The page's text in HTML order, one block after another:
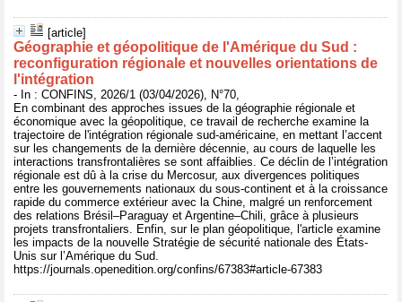
[article]
Géographie et géopolitique de l'Amérique du Sud :
reconfiguration régionale et nouvelles orientations de
l'intégration
- In : CONFINS, 2026/1 (03/04/2026), N°70,
En combinant des approches issues de la géographie régionale et
économique avec la géopolitique, ce travail de recherche examine la
trajectoire de l'intégration régionale sud-américaine, en mettant l’accent
sur les changements de la dernière décennie, au cours de laquelle les
interactions transfrontalières se sont affaiblies. Ce déclin de l’intégration
régionale est dû à la crise du Mercosur, aux divergences politiques
entre les gouvernements nationaux du sous-continent et à la croissance
rapide du commerce extérieur avec la Chine, malgré un renforcement
des relations Brésil–Paraguay et Argentine–Chili, grâce à plusieurs
projets transfrontaliers. Enfin, sur le plan géopolitique, l'article examine
les impacts de la nouvelle Stratégie de sécurité nationale des États-
Unis sur l’Amérique du Sud.
https://journals.openedition.org/confins/67383#article-67383